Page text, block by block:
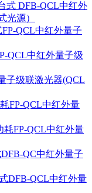
式 DFB-QCL中红外
光源）
QCL中红外量子
QCL中红外量子级
子级联激光器(QCL
FP-QCL中红外量
耗FP-QCL中红外量
QC中红外量子
DFB-QCL中红外量